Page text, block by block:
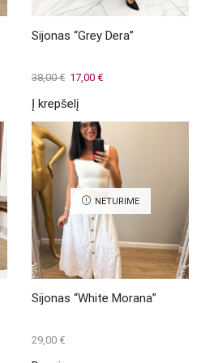
product
page
Sijonas “Grey Dera”
38,00€ Original
was:
38,00 €.
17,00 €Current
17,00 €.
Į krepšelį
NETURIME
Sijonas “White Morana”
29,00 €